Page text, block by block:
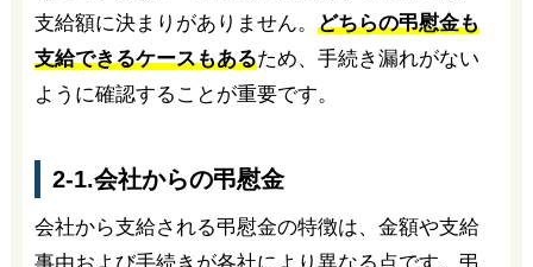
支給額に決まりがありません。 どちらの弔慰金も
支給できるケースもあるため、手続き漏れがない
ように確認することが重要です。
2-1.会社からの弔慰金
会社から支給される弔慰金の特徴は、金額や支給